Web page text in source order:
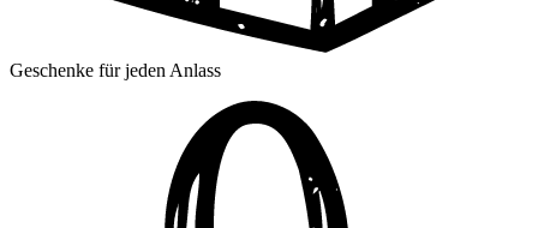
Geschenke für jeden Anlass